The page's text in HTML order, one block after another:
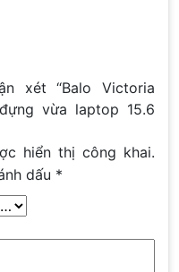
xét “Balo Victoria
vừa laptop 15.6
hiển thị công khai.
dấu *